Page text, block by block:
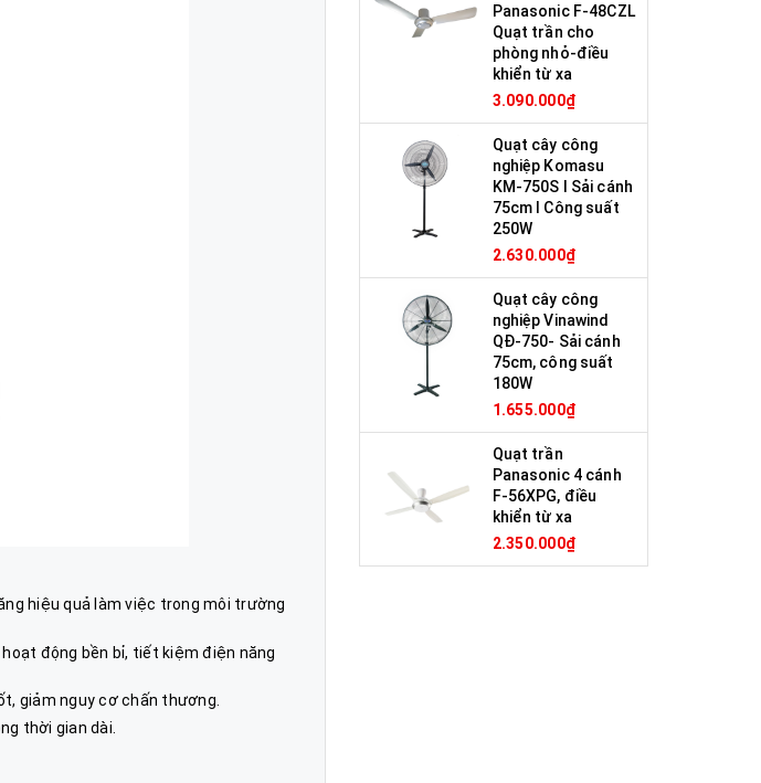
hiệu quả làm việc trong môi trường
động bền bỉ, tiết kiệm điện năng
giảm nguy cơ chấn thương.
thời gian dài.
Panasonic F-48CZL
Quạt trần cho
phòng nhỏ-điều
khiển từ xa
3.090.000₫
Quạt cây công
nghiệp Komasu
KM-750S I Sải cánh
75cm I Công suất
250W
2.630.000₫
Quạt cây công
nghiệp Vinawind
QĐ-750- Sải cánh
75cm, công suất
180W
1.655.000₫
Quạt trần
Panasonic 4 cánh
F-56XPG, điều
khiển từ xa
2.350.000₫